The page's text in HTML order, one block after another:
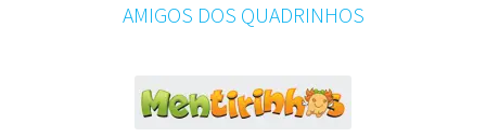
AMIGOS DOS QUADRINHOS